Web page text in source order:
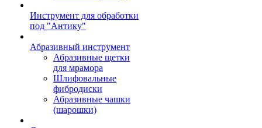
Инструмент для обработки
под "Антику"
Абразивный инструмент
Абразивные щетки
для мрамора
Шлифовальные
фибродиски
Абразивные чашки
(шарошки)